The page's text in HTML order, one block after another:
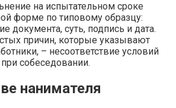
на испытательном сроке
форме по типовому образцу:
документа, суть, подпись и дата.
причин, которые указывают
– несоответствие условий
собеседовании.
нанимателя